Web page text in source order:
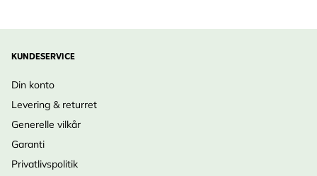
KUNDESERVICE
Din konto
Levering & returret
Generelle vilkår
Garanti
Privatlivspolitik